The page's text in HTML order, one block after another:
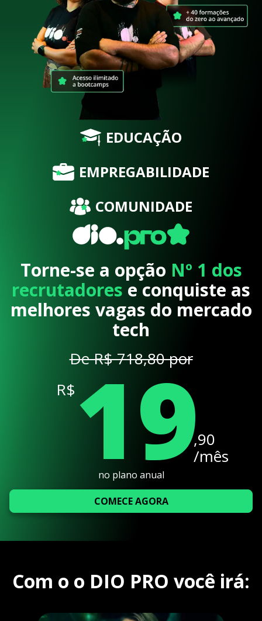
EDUCAÇÃO
EMPREGABILIDADE
COMUNIDADE
Torne-se a opção Nº 1 dos
recrutadores e conquiste as
melhores vagas do mercado
tech
De R$ 718,80 por
R$ 19,90
/mês
no plano anual
COMECE AGORA
Com o o DIO PRO você irá: